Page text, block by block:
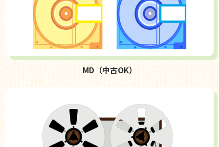
MD（中古OK）